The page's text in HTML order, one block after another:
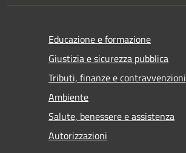
Educazione e formazione
Giustizia e sicurezza pubblica
Tributi, finanze e contravvenzioni
Ambiente
Salute, benessere e assistenza
Autorizzazioni